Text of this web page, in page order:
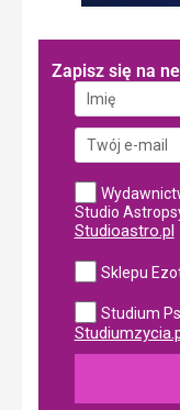
Zapisz się na
Studio
Studioastro.pl
Sklepu
Studium